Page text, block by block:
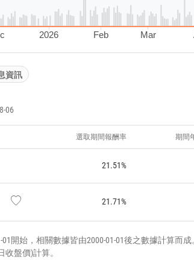
2026 Feb Mar
資訊
06
選取期間報酬率 期間
21.51%
21.71%
開始，相關數據皆由2000-01-01後之數據計算而成
盤價)計算。